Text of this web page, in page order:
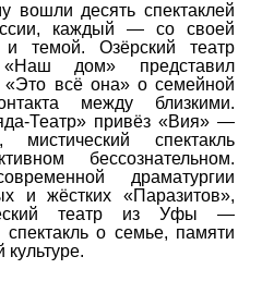
вошли десять спектаклей
каждый — со своей
и темой. Озёрский театр
дом» представил
«Это всё она» о семейной
между близкими.
Театр» привёз «Вия» —
мистический спектакль
бессознательном.
драматургии
и жёстких «Паразитов»,
театр из Уфы —
о семье, памяти